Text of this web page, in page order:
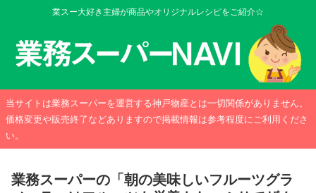
業スー大好き主婦が商品やオリジナルレシピをご紹介☆
当サイトは業務スーパーを運営する神戸物産とは一切関係がありません。
価格変更や販売終了などありますので掲載情報は参考程度にご利用くださ
い。
業務スーパーの「朝の美味しいフルーツグラ